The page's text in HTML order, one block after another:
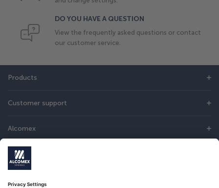
DO YOU HAVE A QUESTION
View the frequently asked questions or contact
our customer service.
Products
Customer support
Alcomex
DIRECT CONTACT